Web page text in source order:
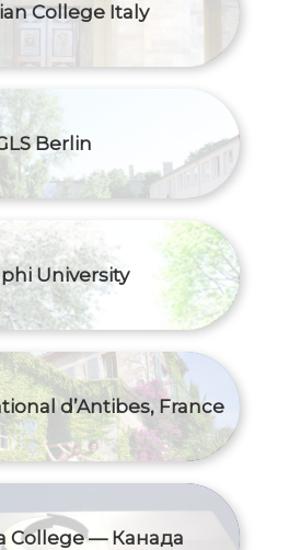
College Italy
Berlin
University
d’Antibes, France
College — Канада